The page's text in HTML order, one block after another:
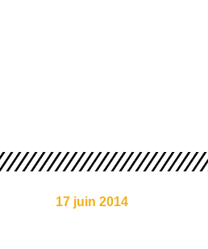
17 juin 2014